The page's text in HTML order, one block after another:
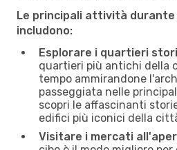
Le principali attività
includono:
Esplorare i quartieri
quartieri più antichi della
tempo ammirandone
passeggiata nelle
scopri le affascinanti
edifici più iconici della
Visitare i mercati